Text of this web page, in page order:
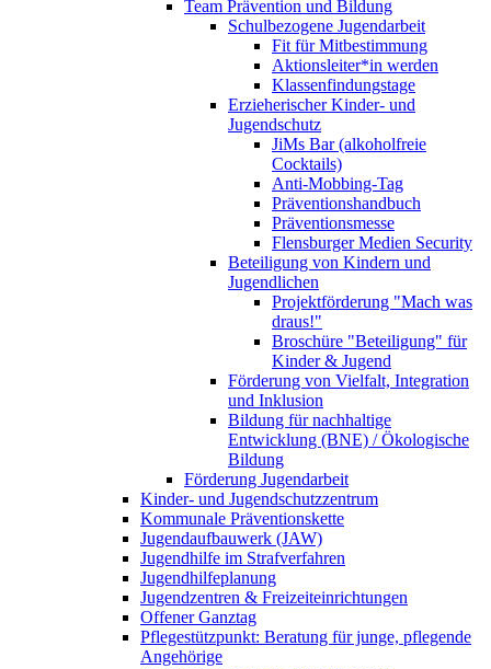
Team Prävention und Bildung
Schulbezogene Jugendarbeit
Fit für Mitbestimmung
Aktionsleiter*in werden
Klassenfindungstage
Erzieherischer Kinder- und
Jugendschutz
JiMs Bar (alkoholfreie
Cocktails)
Anti-Mobbing-Tag
Präventionshandbuch
Präventionsmesse
Flensburger Medien Security
Beteiligung von Kindern und
Jugendlichen
Projektförderung "Mach was
draus!"
Broschüre "Beteiligung" für
Kinder & Jugend
Förderung von Vielfalt, Integration
und Inklusion
Bildung für nachhaltige
Entwicklung (BNE) / Ökologische
Bildung
Förderung Jugendarbeit
Kinder- und Jugendschutzzentrum
Kommunale Präventionskette
Jugendaufbauwerk (JAW)
Jugendhilfe im Strafverfahren
Jugendhilfeplanung
Jugendzentren & Freizeiteinrichtungen
Offener Ganztag
Pflegestützpunkt: Beratung für junge, pflegende
Angehörige